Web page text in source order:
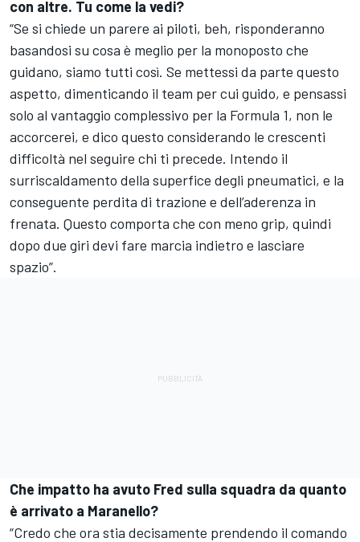
con altre. Tu come la vedi?
“Se si chiede un parere ai piloti, beh, risponderanno
basandosi su cosa è meglio per la monoposto che
guidano, siamo tutti così. Se mettessi da parte questo
aspetto, dimenticando il team per cui guido, e pensassi
solo al vantaggio complessivo per la Formula 1, non le
accorcerei, e dico questo considerando le crescenti
difficoltà nel seguire chi ti precede. Intendo il
surriscaldamento della superfice degli pneumatici, e la
conseguente perdita di trazione e dell’aderenza in
frenata. Questo comporta che con meno grip, quindi
dopo due giri devi fare marcia indietro e lasciare
spazio”.
Che impatto ha avuto Fred sulla squadra da quanto
è arrivato a Maranello?
“Credo che ora stia decisamente prendendo il comando